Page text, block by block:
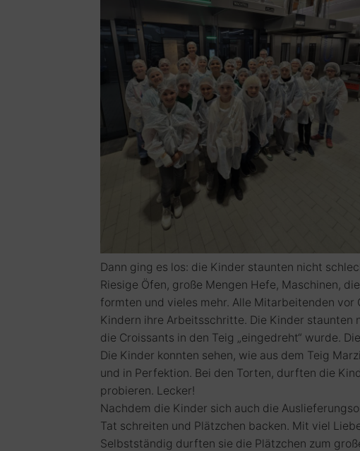
Dann ging es los: die Kinder staunten nicht
Riesige Öfen, große Mengen Hefe, Maschinen,
formten und vieles mehr. Alle Mitarbeitenden
Kindern ihre Arbeitsschritte. Die Kinder
die Croissants in den Teig „eingedreht“ wurde.
Die Kinder konnten sehen, wie aus dem Teig
und in Perfektion. Bei den Torten, durften die
probieren. Lecker!
Nachdem die Kinder sich auch die
Tat schreiten und Plätzchen backen. Mit viel
Selbstständig durften sie die Plätzchen zum